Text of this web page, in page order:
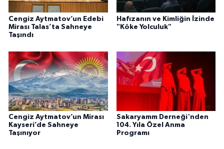
Cengiz Aytmatov’un Edebi
Mirası Talas’ta Sahneye
Taşındı
Hafızanın ve Kimliğin İzinde
"Köke Yolculuk"
Cengiz Aytmatov’un Mirası
Kayseri’de Sahneye
Taşınıyor
Sakaryamm Derneği'nden
104. Yıla Özel Anma
Programı